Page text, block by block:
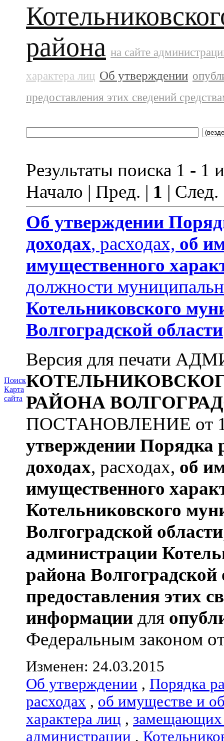
Поиск
Карта
сайта
района на сайте
характера лиц Об утверждении
предоставления этих сведений
Результаты поиска 1 - 1
Начало | Пред. | 1 |
Об утверждении
доходах, расходах, об
имущественного
должности
Котельниковского
Волгоградской области
Версия для печати
РАЙОНА
ПОСТАНОВЛЕНИЕ от
утверждении Порядка
доходах, расходах, об
имущественного
Котельниковского
Волгоградской области
администрации
района Волгоградской
предоставления этих
информации для
Федеральным законом
Изменен: 24.03.2015
Об утверждении , Порядка
расходах , об имуществе и
характера лиц , замещающих
администрации ,